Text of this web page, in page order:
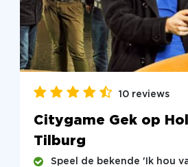
10 reviews
Citygame Gek op
Tilburg
Speel de bekende 'Ik hou